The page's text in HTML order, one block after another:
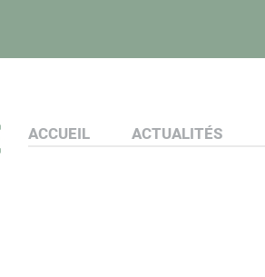
ACCUEIL ACTUALITÉS